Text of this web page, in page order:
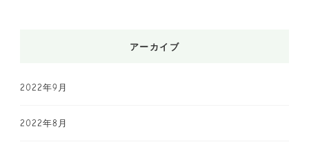
アーカイブ
2022年9月
2022年8月